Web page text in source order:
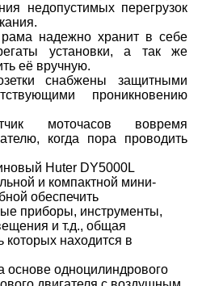
недопустимых перегрузок
надежно хранит в себе
установки, а так же
её вручную.
снабжены защитными
проникновению
моточасов вовремя
когда пора проводить
Huter DY5000L
и компактной мини-
обеспечить
приборы, инструменты,
и т.д., общая
находится в
основе одноцилиндрового